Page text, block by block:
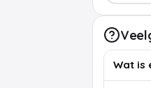
Wat is